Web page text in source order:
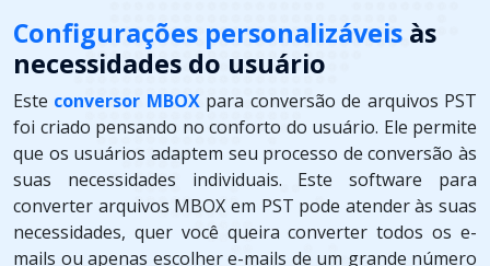
Configurações personalizáveis às
necessidades do usuário
Este conversor MBOXpara conversão de arquivos PST
foi criado pensando no conforto do usuário. Ele permite
que os usuários adaptem seu processo de conversão às
suas necessidades individuais. Este software para
converter arquivos MBOX em PST pode atender às suas
necessidades, quer você queira converter todos os e-
mails ou apenas escolher e-mails de um grande número